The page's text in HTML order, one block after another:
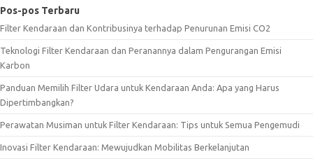
Pos-pos Terbaru
Filter Kendaraan dan Kontribusinya terhadap Penurunan Emisi CO2
Teknologi Filter Kendaraan dan Peranannya dalam Pengurangan Emisi
Karbon
Panduan Memilih Filter Udara untuk Kendaraan Anda: Apa yang Harus
Dipertimbangkan?
Perawatan Musiman untuk Filter Kendaraan: Tips untuk Semua Pengemudi
Inovasi Filter Kendaraan: Mewujudkan Mobilitas Berkelanjutan